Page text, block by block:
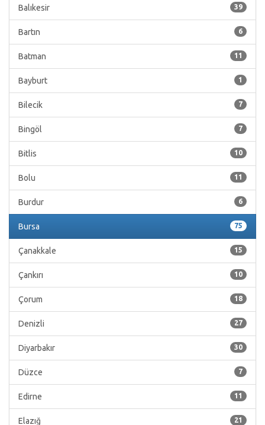
39
Balıkesir
6
Bartın
11
Batman
1
Bayburt
7
Bilecik
7
Bingöl
10
Bitlis
11
Bolu
6
Burdur
75
Bursa
15
Çanakkale
10
Çankırı
18
Çorum
27
Denizli
30
Diyarbakır
7
Düzce
11
Edirne
21
Elazığ